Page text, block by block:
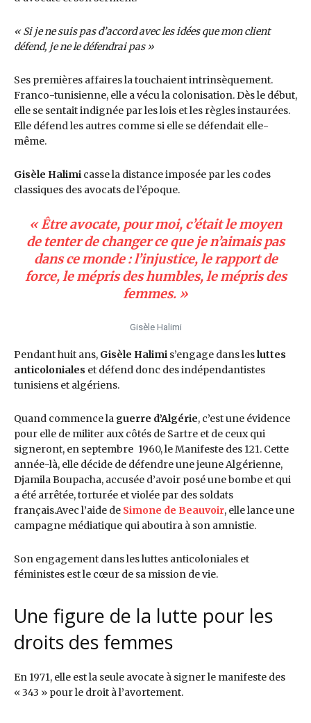
« Si je ne suis pas d’accord avec les idées que mon client
défend, je ne le défendrai pas »
Ses premières affaires la touchaient intrinsèquement.
Franco-tunisienne, elle a vécu la colonisation. Dès le début,
elle se sentait indignée par les lois et les règles instaurées.
Elle défend les autres comme si elle se défendait elle-
même.
Gisèle Halimi casse la distance imposée par les codes
classiques des avocats de l’époque.
« Être avocate, pour moi, c’était le moyen
de tenter de changer ce que je n’aimais pas
dans ce monde : l’injustice, le rapport de
force, le mépris des humbles, le mépris des
femmes. »
Gisèle Halimi
Pendant huit ans, Gisèle Halimi s’engage dans lesluttes
anticoloniales et défend donc des indépendantistes
tunisiens et algériens.
Quand commence la guerre d’Algérie, c’est une évidence
pour elle de militer aux côtés de Sartre et de ceux qui
signeront, en septembre 1960, le Manifeste des 121. Cette
année-là, elle décide de défendre une jeune Algérienne,
Djamila Boupacha, accusée d’avoir posé une bombe et qui
a été arrêtée, torturée et violée par des soldats
français.Avec l’aide de Simone de Beauvoir, elle lance une
campagne médiatique qui aboutira à son amnistie.
Son engagement dans les luttes anticoloniales et
féministes est le cœur de sa mission de vie.
Une figure de la lutte pour les
droits des femmes
En 1971, elle est la seule avocate à signer le manifeste des
« 343 » pour le droit à l’avortement.